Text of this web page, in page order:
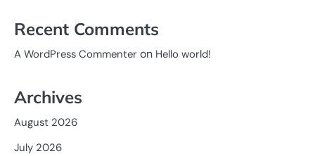
Recent Comments
A WordPress Commenter on Hello world!
Archives
August 2026
July 2026